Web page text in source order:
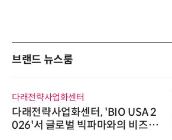
브랜드 뉴스룸
다래전략사업화센터
다래전략사업화센터, 'BIO USA 2
026'서 글로벌 빅파마와의 비즈니